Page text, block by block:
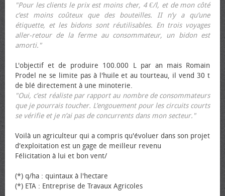
"Pour les clients le prix est moins cher, 4 €/l, et de mon côté
c’est moins coûteux que des bouteilles. II n’y a qu’une
étiquette, et les bidons sont réutilisables. En trois voyages
aller-retour de la ferme au consommateur, un bidon est
amorti."
L'objectif et de produire 100.000 L par an mais Romain
Prodel ne se limite pas à l'huile et au tourteau, il vend 30 t
de blé directement à une minoterie.
"Oui, c’est réaliste par rapport au nombre de consommateurs
que je pourrais toucher. L’engouement pour les circuits courts
se vérifie et je n’ai pas de concurrents dans mon secteur."
Voilà un agriculteur qui a compris qu'évoluer dans son projet
d'exploitation est un gage de meilleur revenu
Félicitation à lui et bon vent/
(*) q/ha : quintaux à l'hectare
(*) ETA : Entreprise de Travaux Agricoles